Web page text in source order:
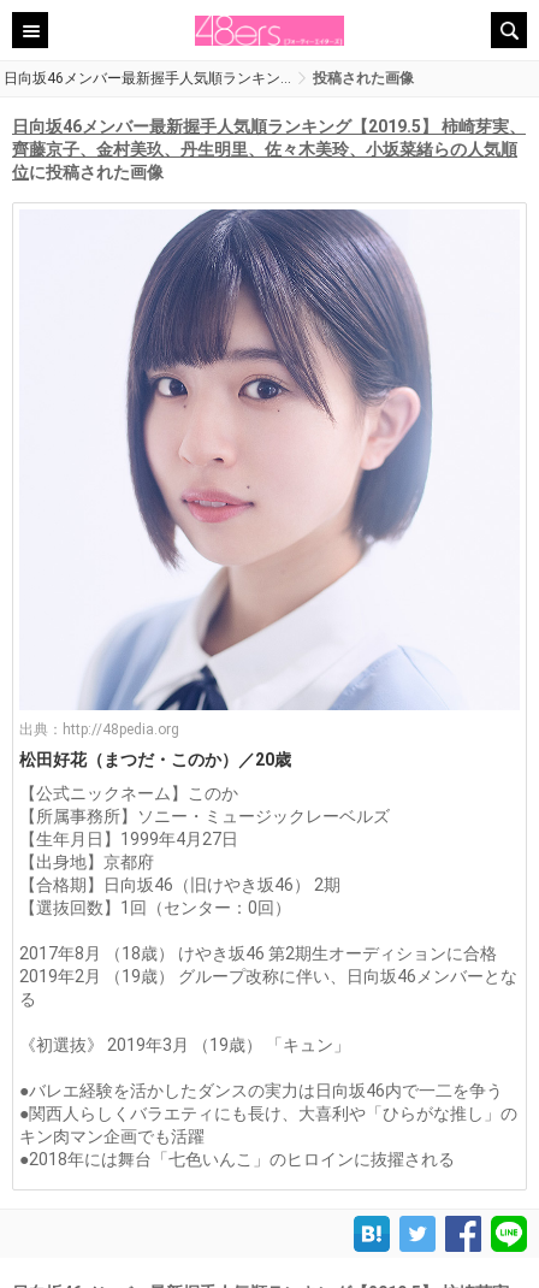
日向坂46メンバー最新握手人気順ランキン… 投稿された画像
日向坂46メンバー最新握手人気順ランキング【2019.5】 柿崎芽実、
齊藤京子、金村美玖、丹生明里、佐々木美玲、小坂菜緒らの人気順
位に投稿された画像
出典： http://48pedia.org
松田好花（まつだ・このか）／20歳
【公式ニックネーム】このか
【所属事務所】ソニー・ミュージックレーベルズ
【生年月日】1999年4月27日
【出身地】京都府
【合格期】日向坂46（旧けやき坂46） 2期
【選抜回数】1回（センター：0回）
2017年8月 （18歳） けやき坂46 第2期生オーディションに合格
2019年2月 （19歳） グループ改称に伴い、日向坂46メンバーとな
る
《初選抜》 2019年3月 （19歳） 「キュン」
●バレエ経験を活かしたダンスの実力は日向坂46内で一二を争う
●関西人らしくバラエティにも長け、大喜利や「ひらがな推し」の
キン肉マン企画でも活躍
●2018年には舞台「七色いんこ」のヒロインに抜擢される